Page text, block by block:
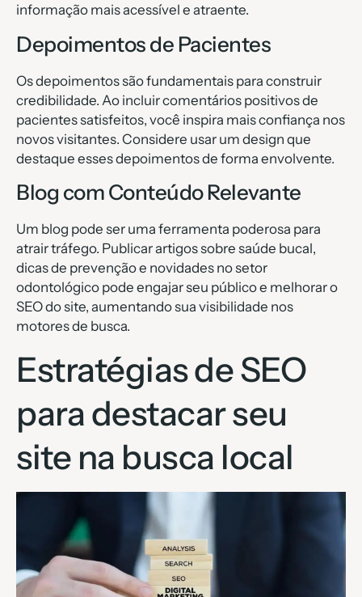
informação mais acessível e atraente.
Depoimentos de Pacientes
Os depoimentos são fundamentais para construir
credibilidade. Ao incluir comentários positivos de
pacientes satisfeitos, você inspira mais confiança nos
novos visitantes. Considere usar um design que
destaque esses depoimentos de forma envolvente.
Blog com Conteúdo Relevante
Um blog pode ser uma ferramenta poderosa para
atrair tráfego. Publicar artigos sobre saúde bucal,
dicas de prevenção e novidades no setor
odontológico pode engajar seu público e melhorar o
SEO do site, aumentando sua visibilidade nos
motores de busca.
Estratégias de SEO
para destacar seu
site na busca local